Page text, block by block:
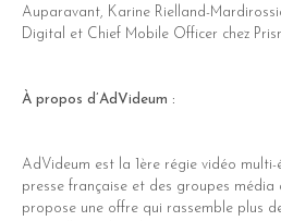
Auparavant, Karine Rielland-
Digital et Chief Mobile Officer chez
À propos d’AdVideum :
AdVideum est la 1 ère régie vidéo multi-
presse française et des groupes média
propose une offre qui rassemble plus